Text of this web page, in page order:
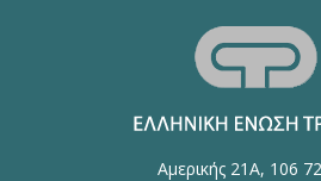
Αμερικής 21Α, 106